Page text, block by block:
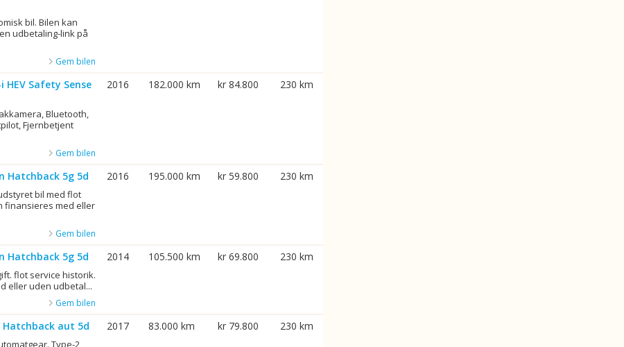
bil. Bilen kan
udbetaling-link på
Gem bilen
HEV Safety Sense
Bluetooth,
Fjernbetjent
Gem bilen
2016 182.000 km kr 84.800 230 km
Hatchback 5g 5d
bil med flot
finansieres med eller
Gem bilen
2016 195.000 km kr 59.800 230 km
Hatchback 5g 5d
flot service historik.
eller uden udbetal...
Gem bilen
2014 105.500 km kr 69.800 230 km
Hatchback aut 5d
Type-2
2017 83.000 km kr 79.800 230 km